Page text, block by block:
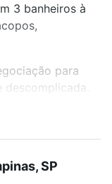
3 banheiros à
para
a
banheiros à
Agende
SP